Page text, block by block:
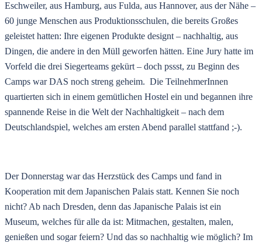
Eschweiler, aus Hamburg, aus Fulda, aus Hannover, aus der Nähe –
60 junge Menschen aus Produktionsschulen, die bereits Großes
geleistet hatten: Ihre eigenen Produkte designt – nachhaltig, aus
Dingen, die andere in den Müll geworfen hätten. Eine Jury hatte im
Vorfeld die drei Siegerteams gekürt – doch pssst, zu Beginn des
Camps war DAS noch streng geheim. Die TeilnehmerInnen
quartierten sich in einem gemütlichen Hostel ein und begannen ihre
spannende Reise in die Welt der Nachhaltigkeit – nach dem
Deutschlandspiel, welches am ersten Abend parallel stattfand ;-).
Der Donnerstag war das Herzstück des Camps und fand in
Kooperation mit dem Japanischen Palais statt. Kennen Sie noch
nicht? Ab nach Dresden, denn das Japanische Palais ist ein
Museum, welches für alle da ist: Mitmachen, gestalten, malen,
genießen und sogar feiern? Und das so nachhaltig wie möglich? Im